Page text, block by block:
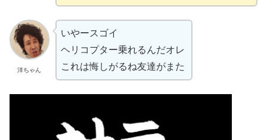
洋ちゃん
いやースゴイ
ヘリコプター乗れるんだオレ
これは悔しがるね友達がまた